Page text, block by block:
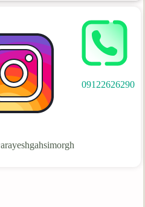
09122626290
arayeshgahsimorgh@